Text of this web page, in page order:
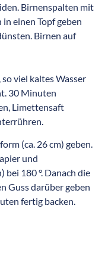
Birnenspalten mit
einen Topf geben
Birnen auf
viel kaltes Wasser
30 Minuten
Limettensaft
(ca. 26 cm) geben.
und
180 °. Danach die
Guss darüber geben
fertig backen.